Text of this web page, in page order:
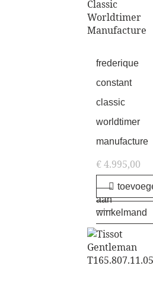
frederique
constant
classic
worldtimer
manufacture
€4.995,00
aan
winkelmand